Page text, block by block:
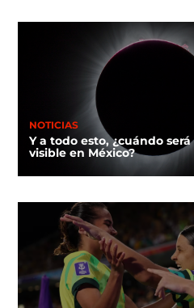
NOTICIAS
Y a todo esto, ¿cuándo
visible en México?